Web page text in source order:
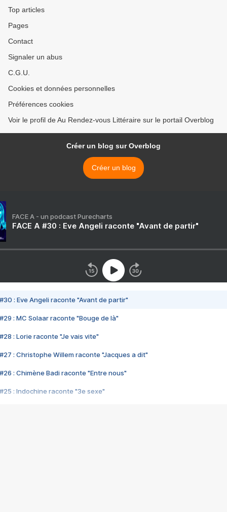
Top articles
Pages
Contact
Signaler un abus
C.G.U.
Cookies et données personnelles
Préférences cookies
Voir le profil de Au Rendez-vous Littéraire sur le portail Overblog
Créer un blog sur Overblog
Créer un blog
FACE A - un podcast Purecharts
FACE A #30 : Eve Angeli raconte "Avant de partir"
#30 : Eve Angeli raconte "Avant de partir"
#29 : MC Solaar raconte "Bouge de là"
#28 : Lorie raconte "Je vais vite"
#27 : Christophe Willem raconte "Jacques a dit"
#26 : Chimène Badi raconte "Entre nous"
#25 : Indochine raconte "3e sexe"